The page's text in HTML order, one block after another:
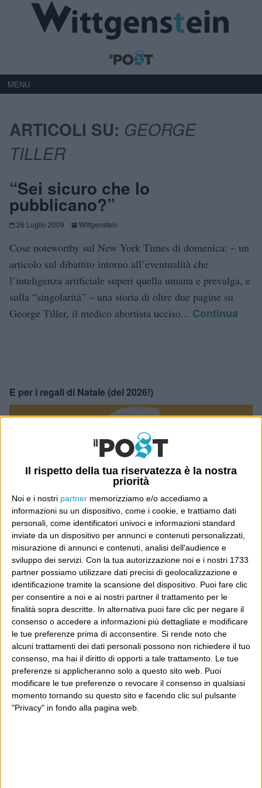
Il rispetto della tua riservatezza è la nostra
priorità
Noi e i nostri partner memorizziamo e/o accediamo a
informazioni su un dispositivo, come i cookie, e trattiamo dati
personali, come identificatori univoci e informazioni standard
inviate da un dispositivo per annunci e contenuti personalizzati,
misurazione di annunci e contenuti, analisi dell'audience e
sviluppo dei servizi. Con la tua autorizzazione noi e i nostri 1733
partner possiamo utilizzare dati precisi di geolocalizzazione e
identificazione tramite la scansione del dispositivo. Puoi fare clic
per consentire a noi e ai nostri partner il trattamento per le
finalità sopra descritte. In alternativa puoi fare clic per negare il
consenso o accedere a informazioni più dettagliate e modificare
le tue preferenze prima di acconsentire. Si rende noto che
alcuni trattamenti dei dati personali possono non richiedere il tuo
consenso, ma hai il diritto di opporti a tale trattamento. Le tue
preferenze si applicheranno solo a questo sito web. Puoi
modificare le tue preferenze o revocare il consenso in qualsiasi
momento tornando su questo sito e facendo clic sul pulsante
"Privacy" in fondo alla pagina web.
MENU
ARTICOLI SU: GEORGE
TILLER
“Sei sicuro che lo
pubblicano?”
26 Luglio 2009 Wittgenstein
Cose noteworthy sul New York Times di domenica: – un
articolo sul dibattito intorno all’eventualità che
l’inteligenza artificiale superi quella umana e prevalga, e
sulla “singolarità” – una storia di oltre due pagine su
George Tiller, il medico abortista ucciso... Continua
E per i regali di Natale (del 2026!)